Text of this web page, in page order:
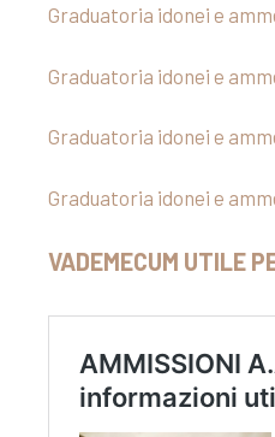
Graduatoria idonei e
Graduatoria idonei e
Graduatoria idonei e
Graduatoria idonei e
VADEMECUM UTILE